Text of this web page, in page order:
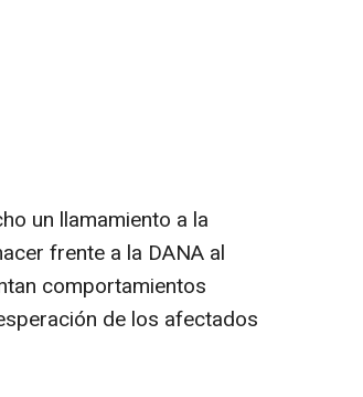
un llamamiento a la
frente a la DANA al
comportamientos
de los afectados